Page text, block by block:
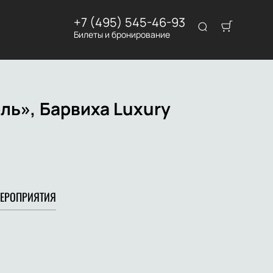
+7 (495) 545-46-93
Билеты и бронирование
Барвиха Luxury